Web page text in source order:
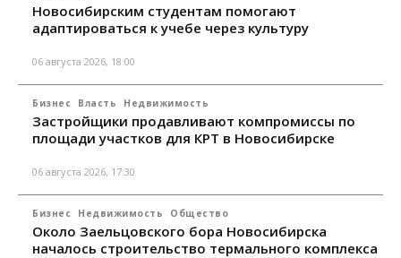
Новосибирским студентам помогают
адаптироваться к учебе через культуру
06 августа 2026, 18:00
Бизнес Власть Недвижимость
Застройщики продавливают компромиссы по
площади участков для КРТ в Новосибирске
06 августа 2026, 17:30
Бизнес Недвижимость Общество
Около Заельцовского бора Новосибирска
началось строительство термального комплекса